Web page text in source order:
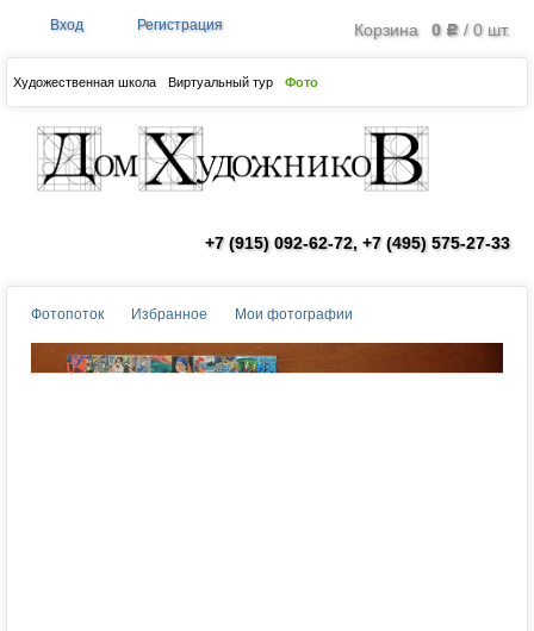
Вход Регистрация Корзина 0 Р / 0шт.
Художественная школа Виртуальный тур Фото
+7 (915) 092-62-72, +7 (495) 575-27-33
Фотопоток Избранное Мои фотографии